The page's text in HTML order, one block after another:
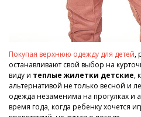
Покупая верхнюю одежду для детей,
останавливают свой выбор на
виду и теплые жилетки детские,
альтернативой не только весной и
одежда незаменима на прогулках и
время года, когда ребенку хочется